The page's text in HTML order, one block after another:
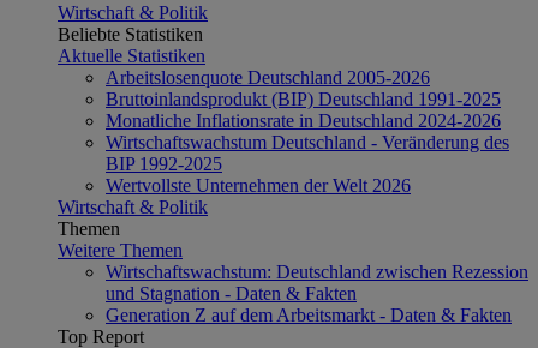
Wirtschaft & Politik
Beliebte Statistiken
Aktuelle Statistiken
Arbeitslosenquote Deutschland 2005-2026
Bruttoinlandsprodukt (BIP) Deutschland 1991-2025
Monatliche Inflationsrate in Deutschland 2024-2026
Wirtschaftswachstum Deutschland - Veränderung des
BIP 1992-2025
Wertvollste Unternehmen der Welt 2026
Wirtschaft & Politik
Themen
Weitere Themen
Wirtschaftswachstum: Deutschland zwischen Rezession
und Stagnation - Daten & Fakten
Generation Z auf dem Arbeitsmarkt - Daten & Fakten
Top Report